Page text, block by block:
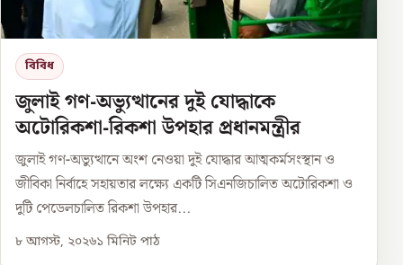
বিবিধ
জুলাই গণ-অভ্যুত্থানের দুই যোদ্ধাকে
অটোরিকশা-রিকশা উপহার প্রধানমন্ত্রীর
জুলাই গণ-অভ্যুত্থানে অংশ নেওয়া দুই যোদ্ধার আত্মকর্মসংস্থান ও
জীবিকা নির্বাহে সহায়তার লক্ষ্যে একটি সিএনজিচালিত অটোরিকশা ও
দুটি পেডেলচালিত রিকশা উপহার...
৮ আগস্ট, ২০২৬১ মিনিট পাঠ